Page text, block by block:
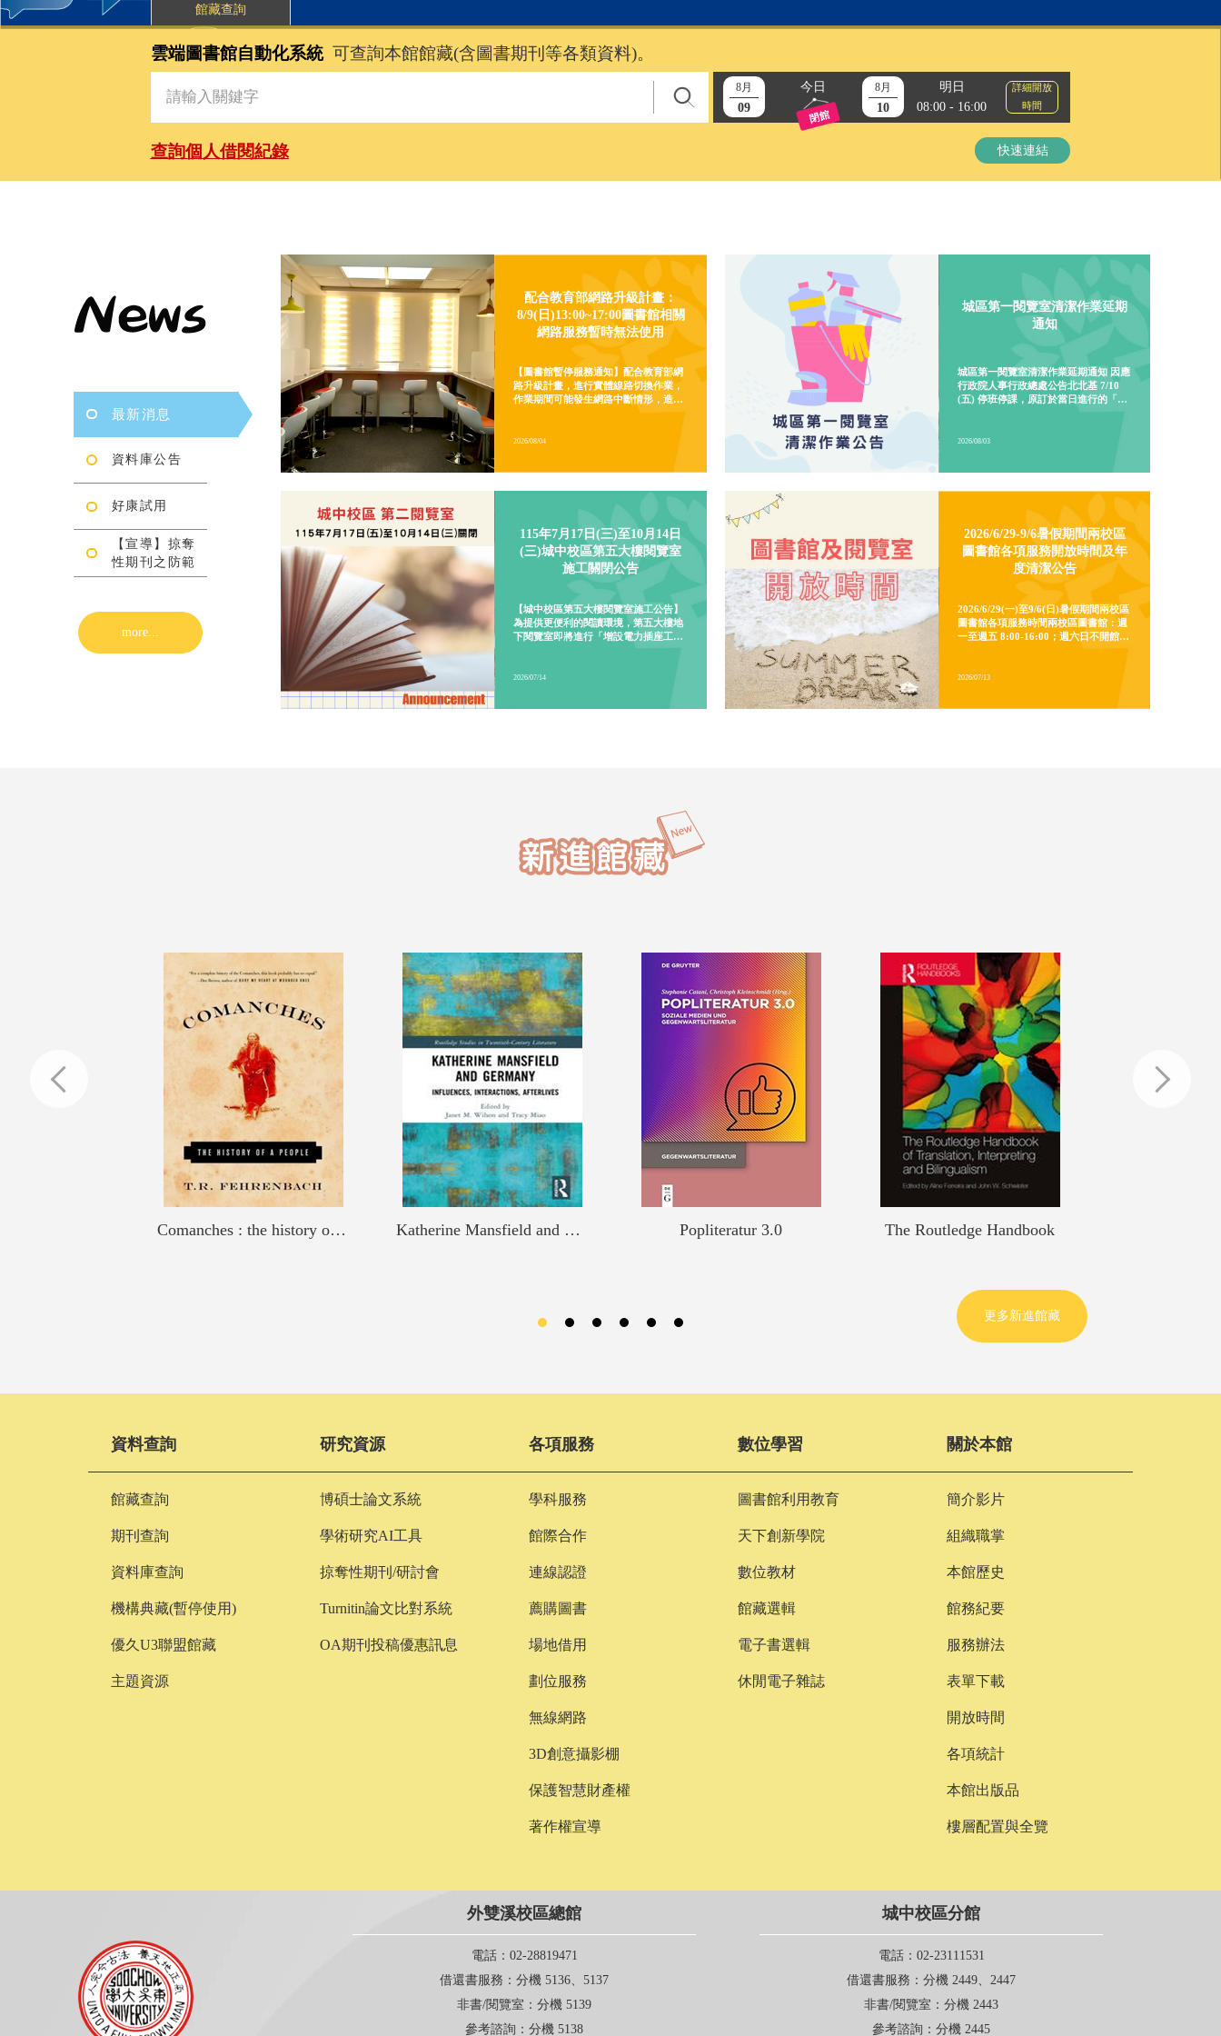
雲端圖書館自動化系統 可查詢本館館藏(含圖書期刊等各類資料)。
館藏查詢
查詢個人借閱紀錄
8月
09
今日
閉館
8月
10
明日
08:00 - 16:00
詳細開放
時間
快速連結
最新消息
資料庫公告
好康試用
【宣導】掠奪
性期刊之防範
more...
配合教育部網路升級計畫：
8/9(日)13:00~17:00圖書館相關
網路服務暫時無法使用
【圖書館暫停服務通知】配合教育部網
圖書館相關網路服務暫時無法使用。影
館網頁、借還書服務及紀錄查詢、電子
資源、校外連線等網路服務。2. 兩校區
預約取書櫃。造成不便 敬請見諒外雙溪
校區總館 02-28819471 分機5132(借還
書)城 中校區分館 02-23111531 分機
2447(借還書)
城區第一閱覽室清潔作業延期
通知
城區第一閱覽室清潔作業延期通知 因應
跑一趟!! 延期資訊新訂清潔日期： 8月
14日 (五) 清潔期間影響範圍城中第一閱
覽室： 清潔作業期間全面「暫停開放」
B1置物櫃： 因配合地板打蠟作業，為
維護大家的安全，當日同步「暫停開
放」 聯絡資訊若有關於 B1 置物櫃的相
關問題，請撥打校內分機 2422 詢問。
造成不便，敬請見諒！
115年7月17日(三)至10月14日
(三)城中校區第五大樓閱覽室
施工關閉公告
【城中校區第五大樓閱覽室施工公告】
下閱覽室即將進行「增設電力插座工
停開放，造成不便，敬請見諒。有自習
放第六大樓「6604會議室」提供使用。
開放期間：7月17日(五) ～ 10月14日
(三)開放時間：08:00 ～ 22:00施工期間
請多加利用第一閱覽室及6604會議室，
謝謝大家的配合！
2026/6/29-9/6暑假期間兩校區
圖書館各項服務開放時間及年
度清潔公告
2026/6/29(一)至9/6(日)暑假期間兩校區
校區非書資料室：週一至週四 8:00-
16:00；週五、週六日不開放外雙溪第
有緊急狀況，請聯繫外雙溪校安值勤專
線：02-2881-7734 /&nbsp; 或撥打分機
5555&nbsp;如有水電問題，請撥打水電
專線：外雙溪 (02)2882-5410 / 城區
(02)2389-0213暑假年度清潔作業時程
7/10(五) 城區第一閱覽室➡️不開放
7/23(四)-7/24(五)&nbsp;城區分館➡️不
開放7/31(五) 城區六大樓6604會議室➡️
不開放8/27(四)-8/28(五) 城區第二閱覽
室➡️不開放🔸基於安全考量，城區第
一、第二閱覽室安全門將整日關閉，不
再開放。欲拿取置物櫃物，敬請配合提
前一日取用。置物櫃相關問題請洽：總
務處 分機24228/6(四)-8/7(五)、
8/10(一) 外雙溪總館➡️正常開放(將分區
不開放
Comanches : the history of a people Katherine Mansfield and Germany Popliteratur 3.0 The Routledge Handbook
更多新進館藏
資料查詢
館藏查詢
期刊查詢
資料庫查詢
機構典藏(暫停使用)
優久U3聯盟館藏
主題資源
研究資源
博碩士論文系統
學術研究AI工具
掠奪性期刊/研討會
Turnitin論文比對系統
OA期刊投稿優惠訊息
各項服務
學科服務
館際合作
連線認證
薦購圖書
場地借用
劃位服務
無線網路
3D創意攝影棚
保護智慧財產權
著作權宣導
數位學習
圖書館利用教育
天下創新學院
數位教材
館藏選輯
電子書選輯
休閒電子雜誌
關於本館
簡介影片
組織職掌
本館歷史
館務紀要
服務辦法
表單下載
開放時間
各項統計
本館出版品
樓層配置與全覽
外雙溪校區總館
電話：02-28819471
借還書服務 ：分機 5136、5137
非書/閱覽室 ：分機 5139
參考諮詢 ：分機 5138
城中校區分館
電話：02-23111531
借還書服務 ：分機 2449、2447
非書/閱覽室 ：分機 2443
參考諮詢 ：分機 2445